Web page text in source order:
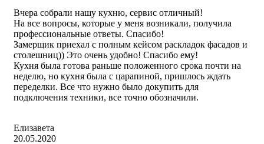
Вчера собрали нашу кухню, сервис отличный!
На все вопросы, которые у меня возникали, получила
профессиональные ответы. Спасибо!
Замерщик приехал с полным кейсом раскладок фасадов и
столешниц)) Это очень удобно! Спасибо ему!
Кухня была готова раньше положенного срока почти на
неделю, но кухня была с царапиной, пришлось ждать
переделки. Все что нужно было докупить для
подключения техники, все точно обозначили.
Елизавета
20.05.2020